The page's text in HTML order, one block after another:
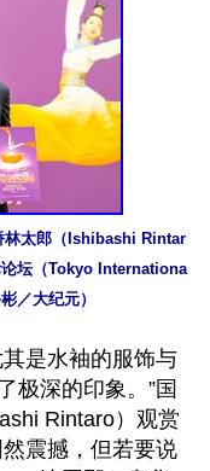
林太郎（Ishibashi Rintar
坛（Tokyo Internationa
／大纪元）
是水袖的服饰与
极深的印象。”国
Rintaro）观赏
震撼，但若要说